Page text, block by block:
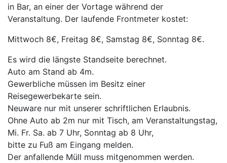
in Bar, an einer der Vortage während der
Veranstaltung. Der laufende Frontmeter kostet:
Mittwoch 8€, Freitag 8€, Samstag 8€, Sonntag 8€.
Es wird die längste Standseite berechnet.
Auto am Stand ab 4m.
Gewerbliche müssen im Besitz einer
Reisegewerbekarte sein.
Neuware nur mit unserer schriftlichen Erlaubnis.
Ohne Auto ab 2m nur mit Tisch, am Veranstaltungstag,
Mi. Fr. Sa. ab 7 Uhr, Sonntag ab 8 Uhr,
bitte zu Fuß am Eingang melden.
Der anfallende Müll muss mitgenommen werden.